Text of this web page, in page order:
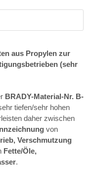
aus Propylen zur
(sehr
BRADY-Material-Nr. B-
tiefen/sehr hohen
daher zwischen
von
Verschmutzung
Fette/Öle,
.